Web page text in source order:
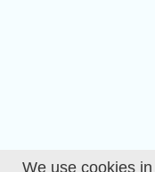
We use cookies in